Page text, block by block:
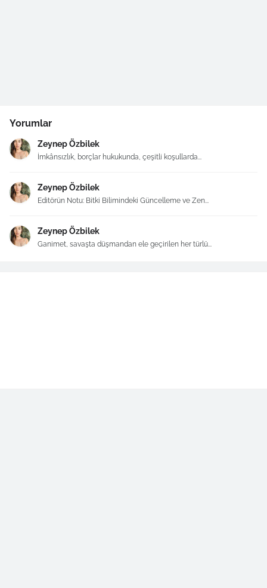
Yorumlar
Zeynep Özbilek
İmkânsızlık, borçlar hukukunda, çeşitli koşullarda...
Zeynep Özbilek
Editörün Notu: Bitki Bilimindeki Güncelleme ve Zen...
Zeynep Özbilek
Ganimet, savaşta düşmandan ele geçirilen her türlü...